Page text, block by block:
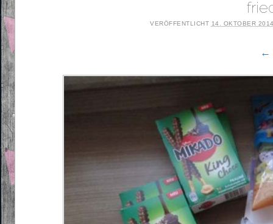
VERÖFFENTLICHT 14. OKTOBER
←